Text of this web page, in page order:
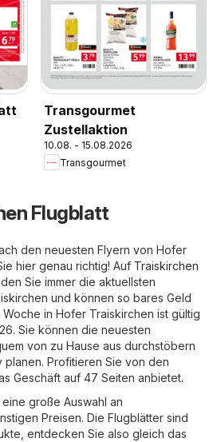
Transgourmet
Zustellaktion
10.08. - 15.08.2026
Transgourmet
Flugblatt
den neuesten Flyern von Hofer
hier genau richtig! Auf Traiskirchen
Sie immer die aktuellsten
und können so bares Geld
in Hofer Traiskirchen ist gültig
Sie können die neuesten
von zu Hause aus durchstöbern
planen. Profitieren Sie von den
Geschäft auf 47 Seiten anbietet.
große Auswahl an
Preisen. Die Flugblätter sind
entdecken Sie also gleich das